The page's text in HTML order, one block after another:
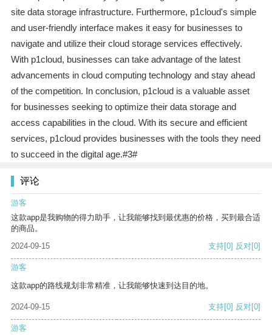
site data storage infrastructure. Furthermore, p1cloud's simple
and user-friendly interface makes it easy for businesses to
navigate and utilize their cloud storage services effectively.
With p1cloud, businesses can take advantage of the latest
advancements in cloud computing technology and stay ahead
of the competition. In conclusion, p1cloud is a valuable asset
for businesses seeking to optimize their data storage and
access capabilities in the cloud. With its secure and efficient
services, p1cloud provides businesses with the tools they need
to succeed in the digital age.#3#
评论
游客
这款app是我购物的得力助手，让我能够找到最优惠的价格，买到最合适
的商品。
2024-09-15
支持[0] 反对[0]
游客
这款app的路线规划非常精准，让我能够快速到达目的地。
2024-09-15 支持[0] 反对[0]
游客